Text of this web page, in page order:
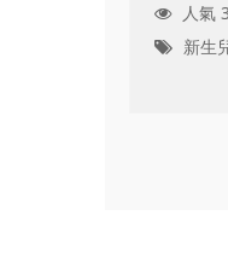
人氣
新生